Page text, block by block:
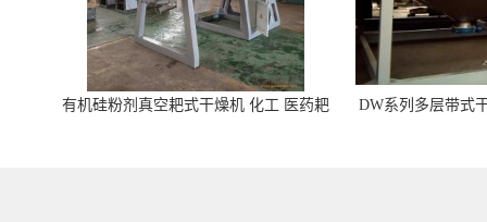
有机硅粉剂真空耙式干燥机 化工 医药耙
DW系列多层带式